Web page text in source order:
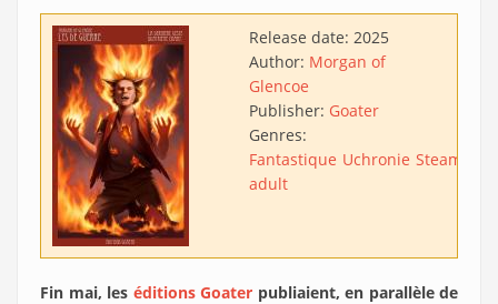
Release date: 2025
Author: Morgan of
Glencoe
Publisher: Goater
Genres:
Fantastique Uchronie
adult
Fin mai, les éditions Goater publiaient, en parallèle de